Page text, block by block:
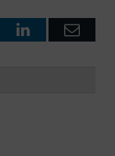
LinkedIn